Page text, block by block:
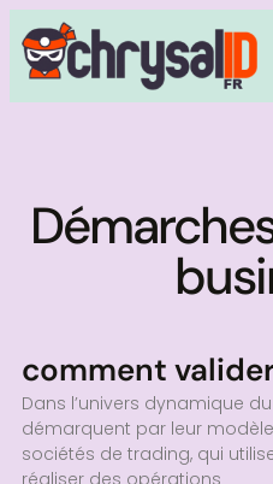
comment
Dans l’univers dynamique
démarquent par leur
sociétés de trading, qui